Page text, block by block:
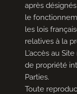
après
le
les lois
relatives à la
L’accès au
de propriété
Parties.
Toute